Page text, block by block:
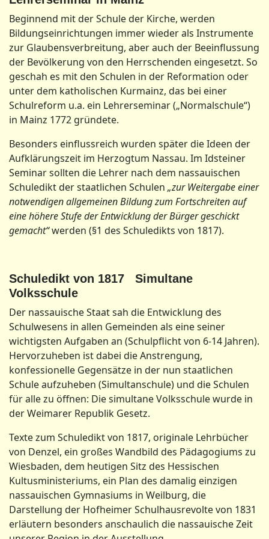
Beginnend mit der Schule der Kirche, werden
Bildungseinrichtungen immer wieder als Instrumente
zur Glaubensverbreitung, aber auch der Beeinflussung
der Bevölkerung von den Herrschenden eingesetzt. So
geschah es mit den Schulen in der Reformation oder
unter dem katholischen Kurmainz, das bei einer
Schulreform u.a. ein Lehrerseminar („Normalschule“)
in Mainz 1772 gründete.
Besonders einflussreich wurden später die Ideen der
Aufklärungszeit im Herzogtum Nassau. Im Idsteiner
Seminar sollten die Lehrer nach dem nassauischen
Schuledikt der staatlichen Schulen „zur Weitergabe einer
notwendigen allgemeinen Bildung zum Fortschreiten auf
eine höhere Stufe der Entwicklung der Bürger geschickt
gemacht“werden (§1 des Schuledikts von 1817).
Schuledikt von 1817 Simultane
Volksschule
Der nassauische Staat sah die Entwicklung des
Schulwesens in allen Gemeinden als eine seiner
wichtigsten Aufgaben an (Schulpflicht von 6-14 Jahren).
Hervorzuheben ist dabei die Anstrengung,
konfessionelle Gegensätze in der nun staatlichen
Schule aufzuheben (Simultanschule) und die Schulen
für alle zu öffnen: Die simultane Volksschule wurde in
der Weimarer Republik Gesetz.
Texte zum Schuledikt von 1817, originale Lehrbücher
von Denzel, ein großes Wandbild des Pädagogiums zu
Wiesbaden, dem heutigen Sitz des Hessischen
Kultusministeriums, ein Plan des damalig einzigen
nassauischen Gymnasiums in Weilburg, die
Darstellung der Hofheimer Schulhausrevolte von 1831
erläutern besonders anschaulich die nassauische Zeit